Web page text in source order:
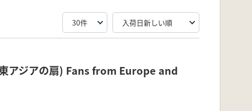
東アジアの扇) Fans from Europe and